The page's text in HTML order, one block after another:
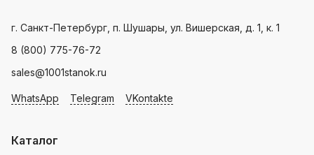
г. Санкт-Петербург, п. Шушары, ул. Вишерская, д. 1, к. 1
8 (800) 775-76-72
sales@1001stanok.ru
WhatsApp Telegram VKontakte
Каталог